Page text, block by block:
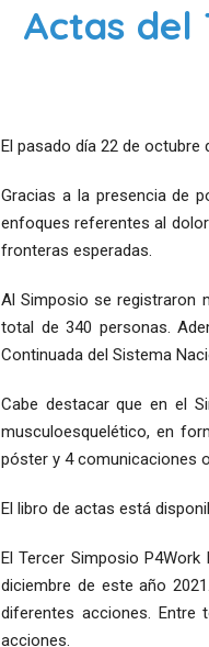
Actas del
El pasado día 22 de
Gracias a la presencia de
enfoques referentes al
fronteras esperadas.
Al Simposio se registraron
total de 340 personas.
Continuada del Sistema
Cabe destacar que en el
musculoesquelético, en
póster y 4 comunicaciones
El libro de actas está
El Tercer Simposio
diciembre de este año
diferentes acciones.
acciones.